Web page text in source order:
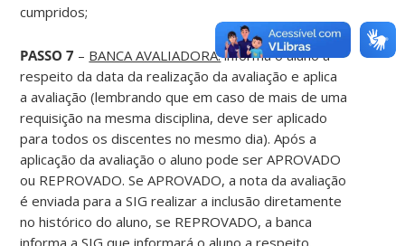
cumpridos;
PASSO 7 – BANCA AVALIADORA:informa o aluno a
respeito da data da realização da avaliação e aplica
a avaliação (lembrando que em caso de mais de uma
requisição na mesma disciplina, deve ser aplicado
para todos os discentes no mesmo dia). Após a
aplicação da avaliação o aluno pode ser APROVADO
ou REPROVADO. Se APROVADO, a nota da avaliação
é enviada para a SIG realizar a inclusão diretamente
no histórico do aluno, se REPROVADO, a banca